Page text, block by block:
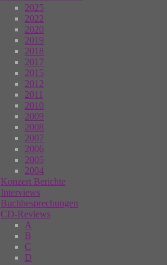
2025
2022
2020
2019
2018
2017
2015
2012
2011
2010
2009
2008
2007
2006
2005
2004
Konzert Berichte
Interviews
Buchbesprechungen
CD-Reviews
A
B
C
D